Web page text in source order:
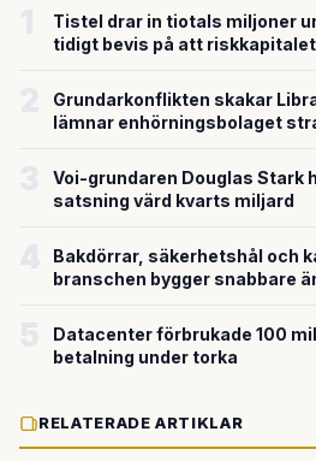
Tistel drar in tiotals miljoner
tidigt bevis på att
Grundarkonflikten skakar
lämnar enhörningsbolaget
Voi-grundaren Douglas Stark
satsning värd kvarts miljard
Bakdörrar, säkerhetshål och
branschen bygger snabbare
Datacenter förbrukade 100
betalning under torka
RELATERADE ARTIKLAR